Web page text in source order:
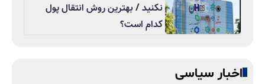
نکنید / بهترین روش انتقال پول
کدام است؟
اخبار سیاسی